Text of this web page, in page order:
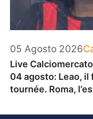
05 Agosto 2026
Live
04 agosto: Leao,
tournée. Roma,